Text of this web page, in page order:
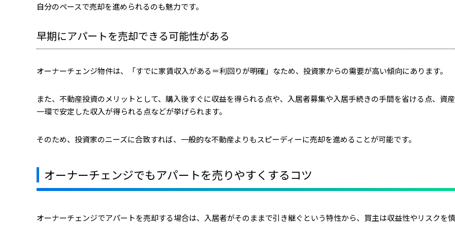
自分のペースで売却を進められるのも魅力です。
早期にアパートを売却できる可能性がある
オーナーチェンジ物件は、「すでに家賃収入がある＝利回りが明確」なため、投資家からの需要が高い傾向にあります。
また、不動産投資のメリットとして、購入後すぐに収益を得られる点や、入居者募集や入居手続きの手間を省ける点、資
一環で安定した収入が得られる点などが挙げられます。
そのため、投資家のニーズに合致すれば、一般的な不動産よりもスピーディーに売却を進めることが可能です。
オーナーチェンジでもアパートを売りやすくするコツ
オーナーチェンジでアパートを売却する場合は、入居者がそのままで引き継ぐという特性から、買主は収益性やリスクを